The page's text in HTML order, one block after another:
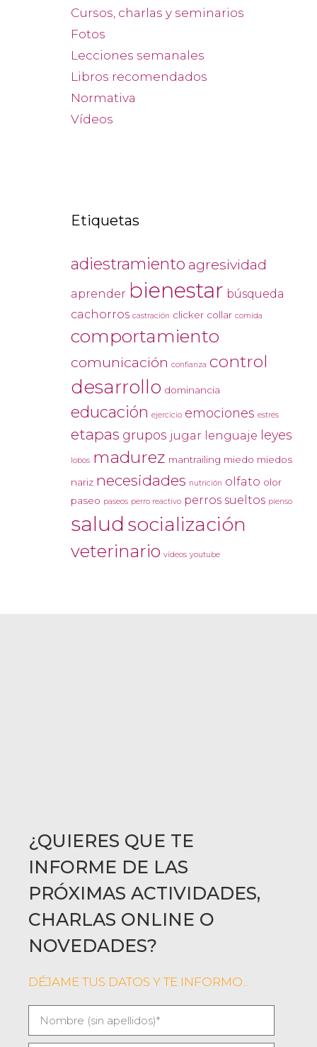
Cursos, charlas y seminarios
Fotos
Lecciones semanales
Libros recomendados
Normativa
Vídeos
Etiquetas
adiestramiento agresividad
aprender bienestar búsqueda
cachorros castración clicker collar comida
comportamiento
comunicación confianza control
desarrollo dominancia
educación ejercicio emociones estrés
etapas grupos jugar lenguaje leyes
lobos madurez mantrailing miedo miedos
nariz necesidades nutrición olfato olor
paseo paseos perro reactivo perros sueltos pienso
salud socialización
veterinario vídeos youtube
¿QUIERES QUE TE
INFORME DE LAS
PRÓXIMAS ACTIVIDADES,
CHARLAS ONLINE O
NOVEDADES?
DÉJAME TUS DATOS Y TE INFORMO...